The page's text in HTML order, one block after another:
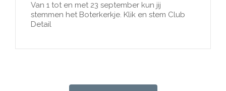
Van 1 tot en met 23 september kun jij
stemmen het Boterkerkje. Klik en stem Club
Detail